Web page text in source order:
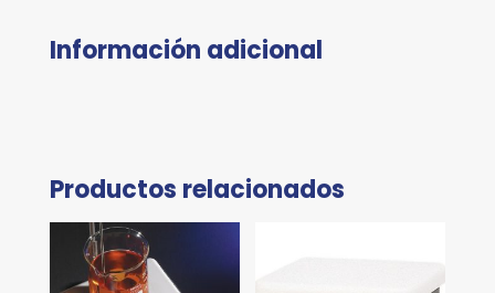
Información adicional
Productos relacionados